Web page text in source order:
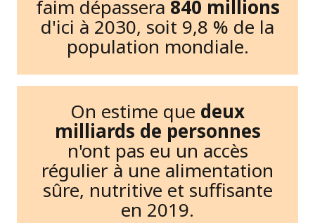
faim dépassera 840 millions
d'ici à 2030, soit 9,8 % de la
population mondiale.
On estime que deux
milliards de personnes
n'ont pas eu un accès
régulier à une alimentation
sûre, nutritive et suffisante
en 2019.